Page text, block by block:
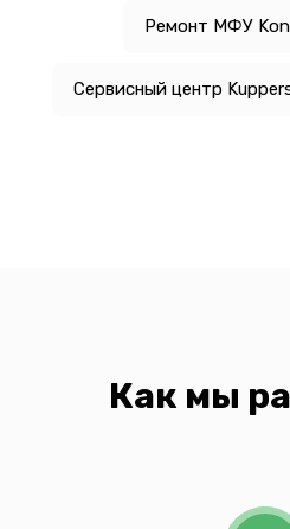
Ремонт МФУ
Сервисный центр
Как мы